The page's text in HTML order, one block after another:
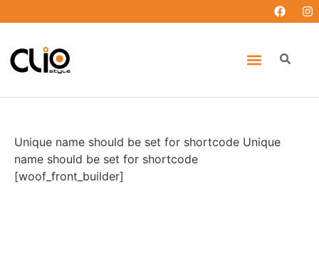
Unique name should be set for shortcode Unique
name should be set for shortcode
[woof_front_builder]